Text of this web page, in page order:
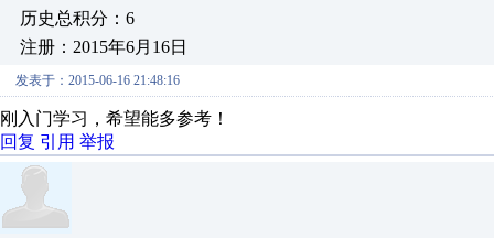
历史总积分：6
注册：2015年6月16日
发表于：2015-06-16 21:48:16
刚入门学习，希望能多参考！
回复 引用 举报